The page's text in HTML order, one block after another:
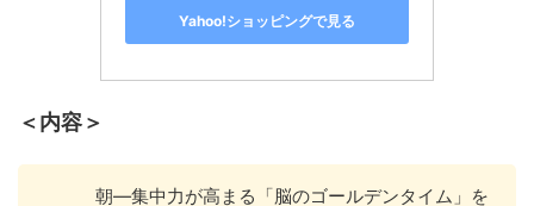
Yahoo!ショッピングで見る
＜内容＞
朝―集中力が高まる「脳のゴールデンタイム」を